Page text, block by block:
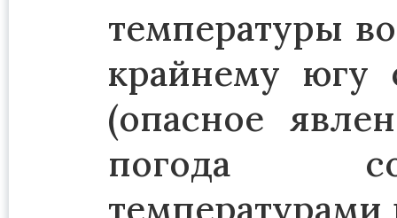
температуры
крайнему югу
(опасное
погода со